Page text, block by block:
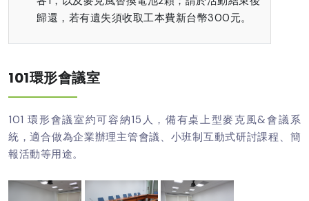
歸還，若有遺失須收取工本費新台幣300元。
101環形會議室
101 環形會議室約可容納15人，備有桌上型麥克風&會議系
統，適合做為企業辦理主管會議、小班制互動式研討課程、簡
報活動等用途。